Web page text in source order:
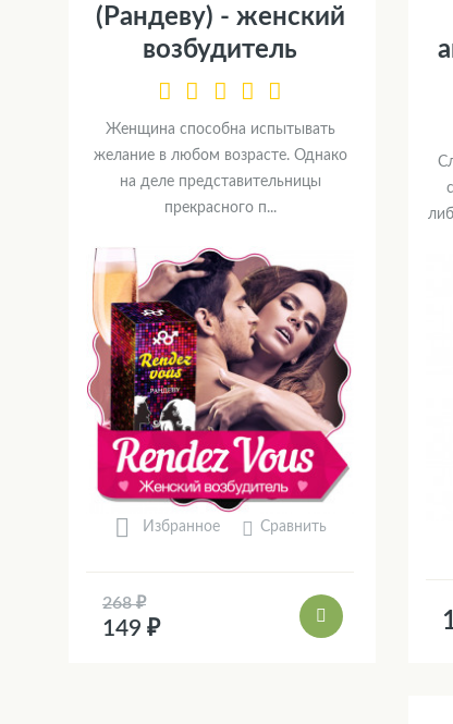
(Рандеву) - женский
возбудитель
Женщина способна испытывать
желание в любом возрасте. Однако
на деле представительницы
прекрасного п...
Избранное Сравнить
268 ₽
149 ₽